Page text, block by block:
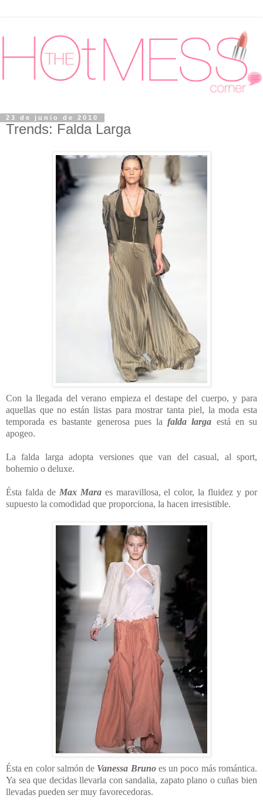
23 de junio de 2010
Trends: Falda Larga
Con la llegada del verano empieza el destape del cuerpo, y para
aquellas que no están listas para mostrar tanta piel, la moda esta
temporada es bastante generosa pues lafalda larga está en su
apogeo.
La falda larga adopta versiones que van del casual, al sport,
bohemio o deluxe.
Ésta falda de Max Maraes maravillosa, el color, la fluidez y por
supuesto la comodidad que proporciona, la hacen irresistible.
Ésta en color salmón de Vanessa Brunoes un poco más romántica.
Ya sea que decidas llevarla con sandalia, zapato plano o cuñas bien
llevadas pueden ser muy favorecedoras.